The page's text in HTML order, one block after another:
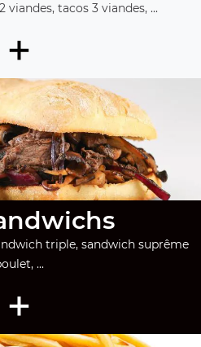
viandes, tacos 3 viandes, ...
+
triple, sandwich suprême
...
+